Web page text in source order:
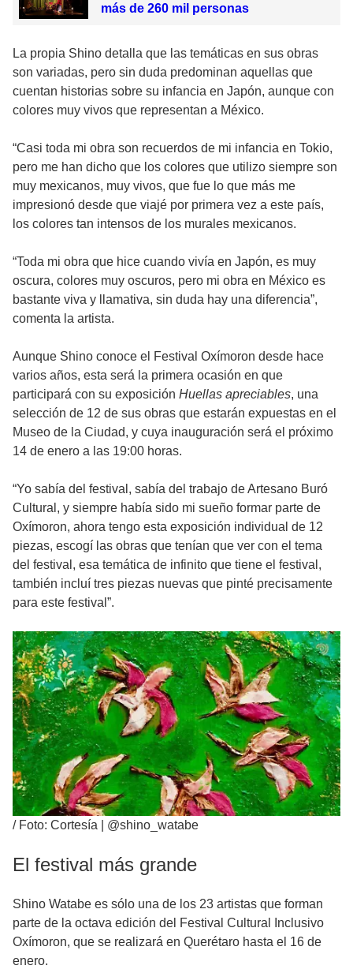
más de 260 mil personas
La propia Shino detalla que las temáticas en sus obras
son variadas, pero sin duda predominan aquellas que
cuentan historias sobre su infancia en Japón, aunque con
colores muy vivos que representan a México.
“Casi toda mi obra son recuerdos de mi infancia en Tokio,
pero me han dicho que los colores que utilizo siempre son
muy mexicanos, muy vivos, que fue lo que más me
impresionó desde que viajé por primera vez a este país,
los colores tan intensos de los murales mexicanos.
“Toda mi obra que hice cuando vivía en Japón, es muy
oscura, colores muy oscuros, pero mi obra en México es
bastante viva y llamativa, sin duda hay una diferencia”,
comenta la artista.
Aunque Shino conoce el Festival Oxímoron desde hace
varios años, esta será la primera ocasión en que
participará con su exposición Huellas apreciables, una
selección de 12 de sus obras que estarán expuestas en el
Museo de la Ciudad, y cuya inauguración será el próximo
14 de enero a las 19:00 horas.
“Yo sabía del festival, sabía del trabajo de Artesano Buró
Cultural, y siempre había sido mi sueño formar parte de
Oxímoron, ahora tengo esta exposición individual de 12
piezas, escogí las obras que tenían que ver con el tema
del festival, esa temática de infinito que tiene el festival,
también incluí tres piezas nuevas que pinté precisamente
para este festival”.
/ Foto: Cortesía | @shino_watabe
El festival más grande
Shino Watabe es sólo una de los 23 artistas que forman
parte de la octava edición del Festival Cultural Inclusivo
Oxímoron, que se realizará en Querétaro hasta el 16 de
enero.